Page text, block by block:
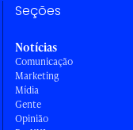
Seções
Notícias
Comunicação
Marketing
Mídia
Gente
Opinião